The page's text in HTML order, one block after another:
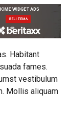
Habitant
fames.
vestibulum
Mollis aliquam